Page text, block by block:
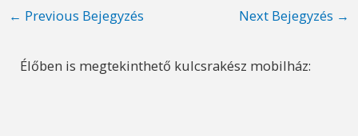
Post
← Previous Bejegyzés Next Bejegyzés →
Élőben is megtekinthető kulcsrakész mobilház: